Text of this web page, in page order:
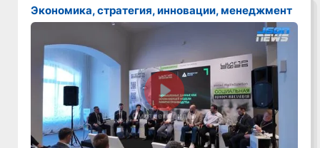
Экономика, стратегия, инновации, менеджмент
Смотреть видео